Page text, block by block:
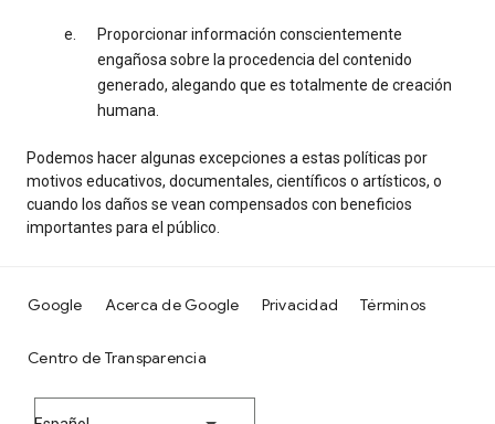
Proporcionar información conscientemente
engañosa sobre la procedencia del contenido
generado, alegando que es totalmente de creación
humana.
Podemos hacer algunas excepciones a estas políticas por
motivos educativos, documentales, científicos o artísticos, o
cuando los daños se vean compensados con beneficios
importantes para el público.
Google Acerca de Google Privacidad Términos
Centro de Transparencia